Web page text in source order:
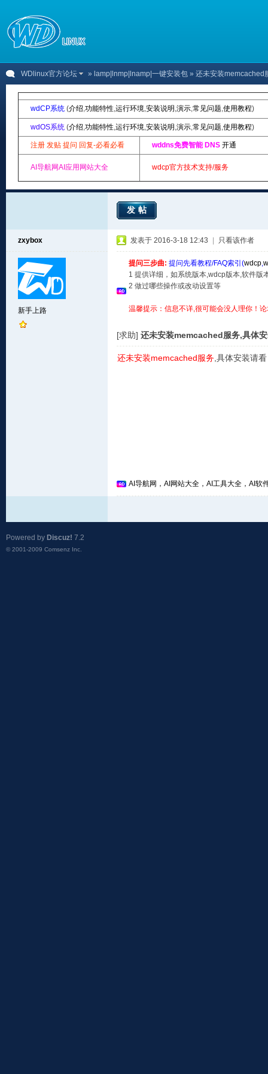
WDlinux官方论坛 » lamp|lnmp|lnamp|一键安装包 » 还未安装memcached
wdCP系统 (介绍,功能特性,运行环境,安装说明 ,演示,常见问题,使用教程)
wdOS系统 (介绍,功能特性,运行环境,安装说明 ,演示,常见问题,使用教程)
注册 发贴 提问 回复-必看必看 wddns免费智能 DNS 开通
AI导航网AI应用网站大全 wdcp官方技术支持/服务
发帖
zxybox
新手上路
发表于 2016-3-18 12:43 只看该作者
提问三步曲: 提问先看教程/FAQ索引(wdcp,
1 提供详细，如系统版本,wdcp版本,软件版
2 做过哪些操作或改动设置等
温馨提示：信息不详,很可能会没人理你！
[求助] 还未安装memcached服务,具体
还未安装memcached服务 ,具体安装请
AI导航网，AI网站大全，AI工具大全，AI软
Powered by Discuz! 7.2
© 2001-2009 Comsenz Inc.